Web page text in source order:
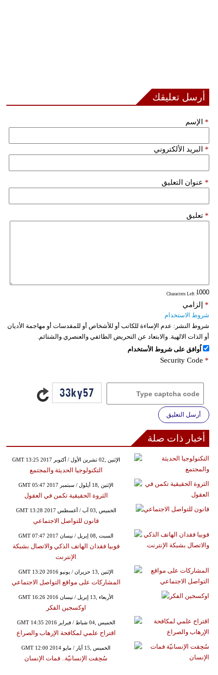
أرسل تعليقك
الإسم *
البريد الألكتروني *
عنوان التعليق *
تعليق *
: Characters Left
إلزامي *
شروط الاستخدام
شروط النشر: عدم الإساءة للكاتب أو للأشخاص أو للمقدسات أو مهاجمة الأديان
أو الذات الالهية. والابتعاد عن التحريض الطائفي والعنصري والشتائم.
اُوافق على شروط الأستخدام
Security Code *
أرسل التعليق
أخبار ذات صلة
GMT 13:25 2017 الإثنين ,02 تشرين الأول / أكتوبر
التكنولوجيا الحديثة والمجتمع
GMT 05:47 2017 الإثنين ,18 أيلول / سبتمبر
الثروة الحقيقية تكمن في العقول
GMT 13:28 2017 الخميس ,03 آب / أغسطس
قانون للتواصل الاجتماعي
GMT 07:47 2017 السبت ,08 إبريل / نيسان
فوبيا فقدان الهاتف الذكي والاتصال بشبكة
الإنترنت
GMT 13:20 2016 الإثنين ,13 حزيران / يونيو
المشاركات على مواقع التواصل الاجتماعي
GMT 16:26 2016 الأربعاء ,13 إبريل / نيسان
اوكسجين الفكر
GMT 14:35 2016 الخميس ,04 شباط / فبراير
اقتراح علمي لمكافحة الإرهاب والصراع
GMT 12:00 2014 الخميس ,15 أيار / مايو
سُحِقت الإنسانيّة.. فمات الإنسان